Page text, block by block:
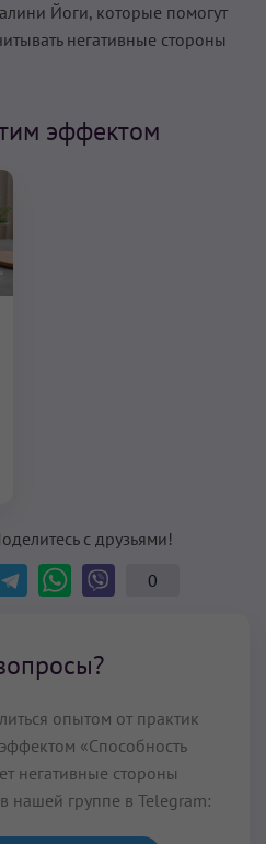
Йоги, которые помогут
негативные стороны
эффектом
с друзьями!
0
опытом от практик
«Способность
негативные стороны
нашей группе в Telegram: